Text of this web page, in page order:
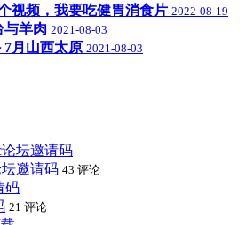
视频，我要吃健胃消食片 2022-08-19
与羊肉 2021-08-03
月山西太原 2021-08-03
邀请码 43 评论
21 评论